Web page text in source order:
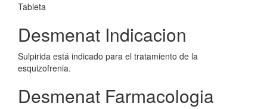
Tableta
Desmenat Indicacion
Sulpirida está indicado para el tratamiento de la
esquizofrenia.
Desmenat Farmacologia